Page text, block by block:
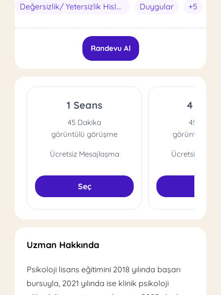
Değersizlik/ Yetersizlik Hisleri Duygular +5
Randevu Al
1 Seans
45 Dakika
görüntülü görüşme
Ücretsiz Mesajlaşma
Seç
4
45
görüntülü
Ücretsiz
Uzman Hakkında
Psikoloji lisans eğitimini 2018 yılında başarı
bursuyla, 2021 yılında ise klinik psikoloji